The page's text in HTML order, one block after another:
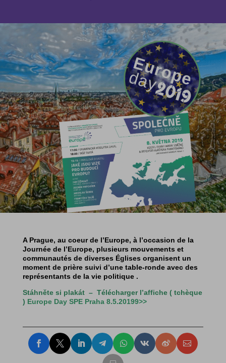
A Prague, au coeur de l’Europe, à l’occasion de la
Journée de l’Europe, plusieurs mouvements et
communautés de diverses Églises organisent un
moment de prière suivi d’une table-ronde avec des
représentants de la vie politique .
Stáhněte si plakát – Télécharger l’affiche ( tchèque
) Europe Day SPE Praha 8.5.20199>>